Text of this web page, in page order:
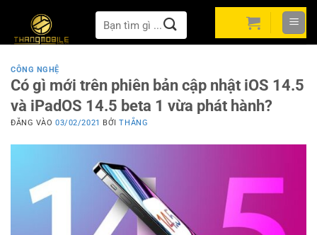
nội
dung
Tìm
kiếm:
CÔNG NGHỆ
Có gì mới trên phiên bản cập nhật iOS 14.5
và iPadOS 14.5 beta 1 vừa phát hành?
ĐĂNG VÀO03/02/2021 BỞITHẮNG